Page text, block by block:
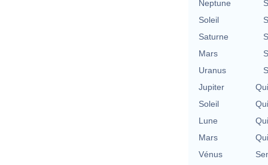
Neptune
Soleil
Saturne
Mars
Uranus
Jupiter
Soleil
Lune
Mars
Vénus